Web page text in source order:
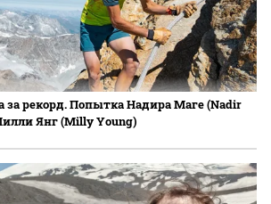
за рекорд. Попытка Надира Маге (Nadir
Янг (Milly Young)